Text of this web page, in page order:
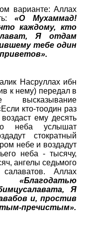
варианте: Аллах
«О Мухаммад!
каждому, кто
Я отдам
тебе один
Насруллах ибн
к нему) передал в
высказывание
кто-тоодин раз
ему десять
неба услышат
стократный
небе и воздадут
неба - тысячу,
ангелы седьмого
Аллах
«Благодатью
Я
и, простив
пречистым».